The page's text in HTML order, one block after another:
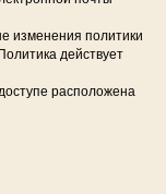
изменения политики
действует
расположена